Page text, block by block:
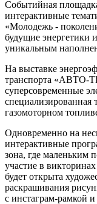
Событийная
интерактивные
«Молодежь -
будущие энергетики
уникальным
На выставке
транспорта «АВТО-
суперсовременные
газомоторном
Одновременно на
интерактивные
зона, где маленьким
участие в
будет открыта
раскрашивания
с инстаграм-рамкой и